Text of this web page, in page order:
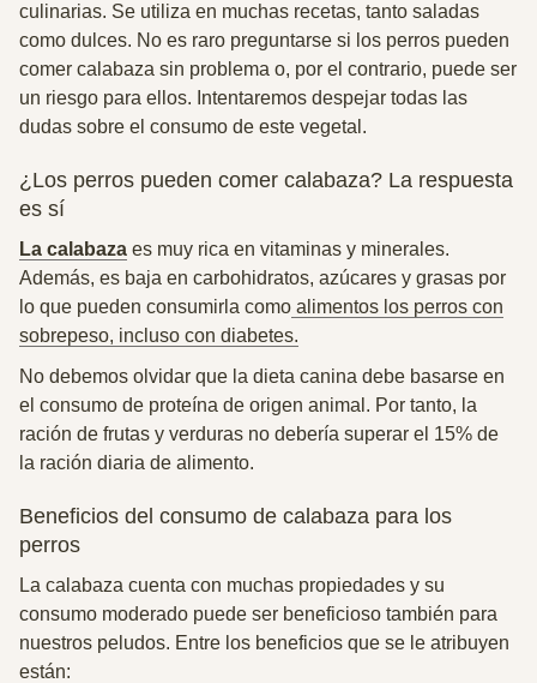
culinarias. Se utiliza en muchas recetas, tanto saladas
como dulces. No es raro preguntarse si los perros pueden
comer calabaza sin problema o, por el contrario, puede ser
un riesgo para ellos. Intentaremos despejar todas las
dudas sobre el consumo de este vegetal.
¿Los perros pueden comer calabaza? La respuesta
es sí
La calabaza es muy rica en vitaminas y minerales.
Además, es baja en carbohidratos, azúcares y grasas por
lo que pueden consumirla como alimentos los perros con
sobrepeso, incluso con diabetes.
No debemos olvidar que la dieta canina debe basarse en
el consumo de proteína de origen animal. Por tanto, la
ración de frutas y verduras no debería superar el 15% de
la ración diaria de alimento.
Beneficios del consumo de calabaza para los
perros
La calabaza cuenta con muchas propiedades y su
consumo moderado puede ser beneficioso también para
nuestros peludos. Entre los beneficios que se le atribuyen
están: